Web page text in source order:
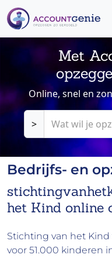
Met
Online, snel en
>
Bedrijfs- en
het Kind online
Stichting van het
voor 51.000 kinderen